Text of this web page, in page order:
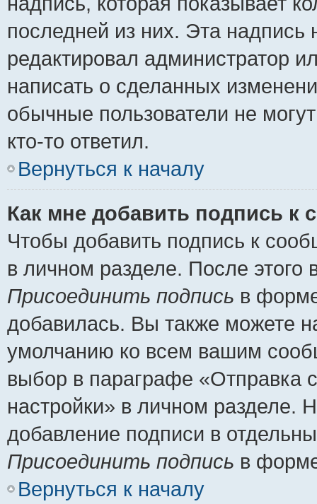
последней из них. Эта
редактировал администратор
написать о сделанных
обычные пользователи не
кто-то ответил.
Вернуться к началу
Как мне добавить подпись к
Чтобы добавить подпись к
в личном разделе. После
Присоединить подпись в
добавилась. Вы также можете
умолчанию ко всем вашим
выбор в параграфе «Отправка
настройки» в личном разделе.
добавление подписи в
Присоединить подпись в
Вернуться к началу